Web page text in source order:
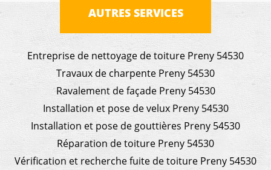
AUTRES SERVICES
Entreprise de nettoyage de toiture Preny 54530
Travaux de charpente Preny 54530
Ravalement de façade Preny 54530
Installation et pose de velux Preny 54530
Installation et pose de gouttières Preny 54530
Réparation de toiture Preny 54530
Vérification et recherche fuite de toiture Preny 54530